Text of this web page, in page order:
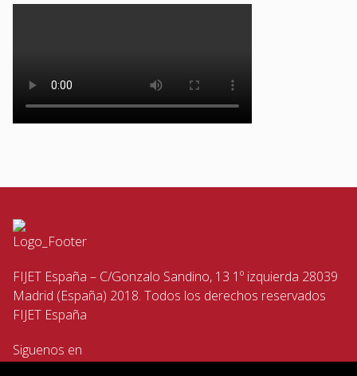
FIJET España – C/Gonzalo Sandino, 13 1º izquierda 28039
Madrid (España) 2018. Todos los derechos reservados
FIJET España
Siguenos en